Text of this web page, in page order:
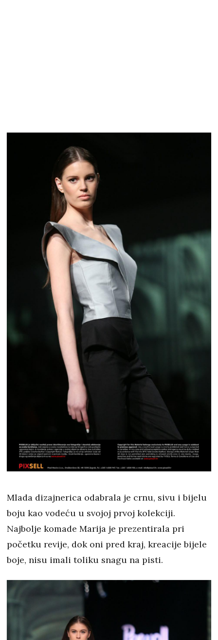
Mlada dizajnerica odabrala je crnu, sivu i bijelu
boju kao vodeću u svojoj prvoj kolekciji.
Najbolje komade Marija je prezentirala pri
početku revije, dok oni pred kraj, kreacije bijele
boje, nisu imali toliku snagu na pisti.